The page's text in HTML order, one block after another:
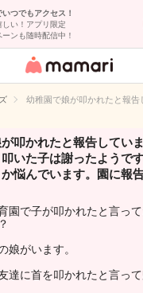
いつでもアクセス！
しい！アプリ限定
ーンも随時配信中！
女性専用匿名QA
イト
幼稚園で娘が叩かれたと報
叩かれたと報告してい
いた子は謝ったようで
悩んでいます。園に報
園で子が叩かれたと言っ
娘がいます。
達に首を叩かれたと言っ